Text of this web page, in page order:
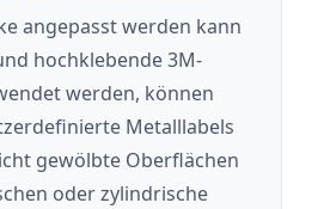
angepasst werden kann
hochklebende 3M-
werden, können
Metalllabels
gewölbte Oberflächen
oder zylindrische